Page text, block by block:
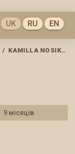
UK RU EN
/ KAMILLA NOSIK-KURNOSIK
9 місяців